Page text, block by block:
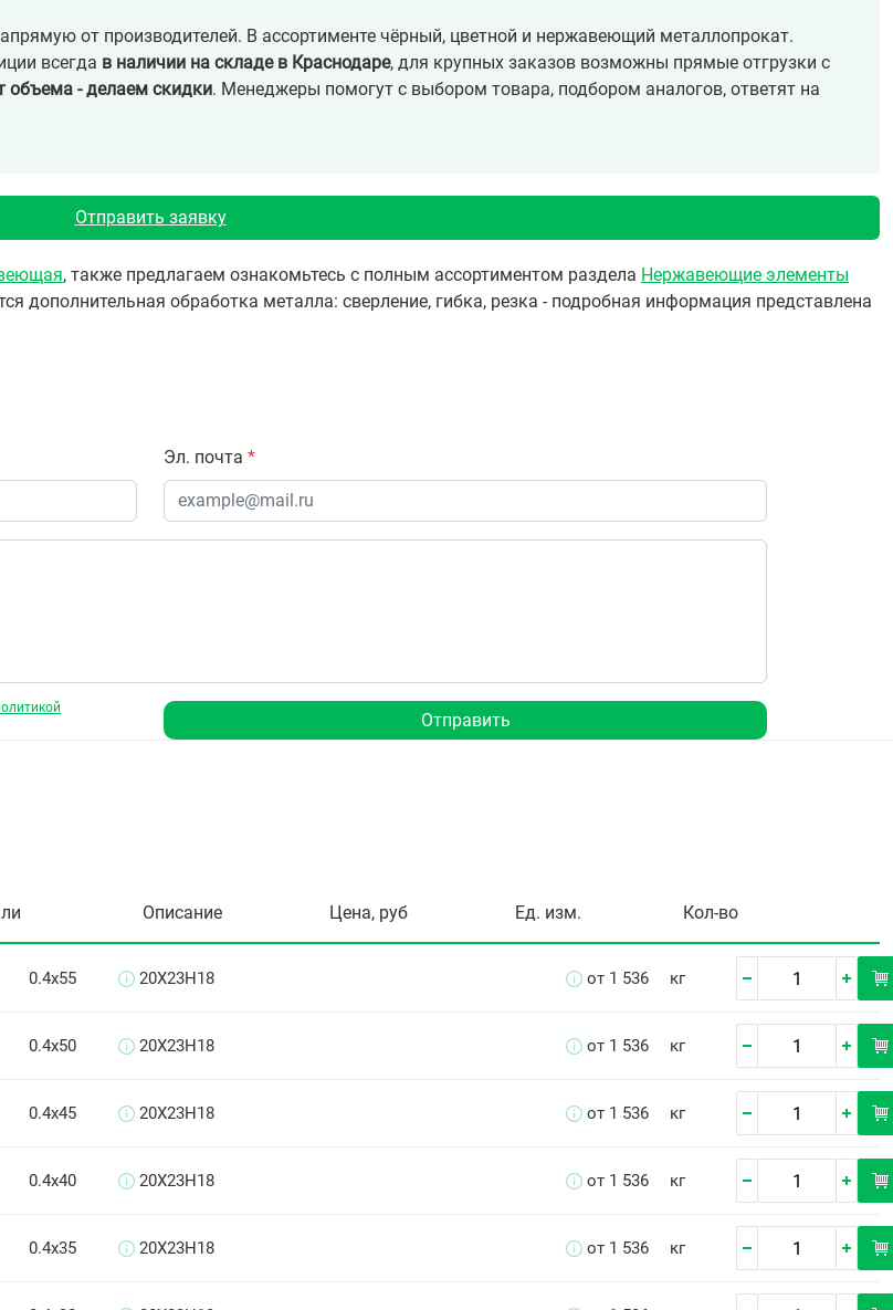
от производителей. В ассортименте чёрный, цветной и нержавеющий металлопрокат.
всегда в наличии на складе в Краснодаре, для крупных заказов возможны прямые отгрузки с
объема - делаем скидки. Менеджеры помогут с выбором товара, подбором аналогов, ответят на
Отправить заявку
, также предлагаем ознакомьтесь с полным ассортиментом раздела Нержавеющие элементы
дополнительная обработка металла: сверление, гибка, резка - подробная информация представлена
Эл. почта *
Отправить
Описание Цена, руб Ед. изм. Кол-во
0.4х55 20Х23Н18 от 1 536 кг
0.4х50 20Х23Н18 от 1 536 кг
0.4х45 20Х23Н18 от 1 536 кг
0.4х40 20Х23Н18 от 1 536 кг
0.4х35 20Х23Н18 от 1 536 кг